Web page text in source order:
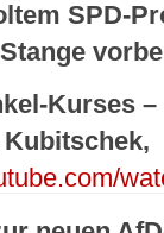
SPD-
Kurses